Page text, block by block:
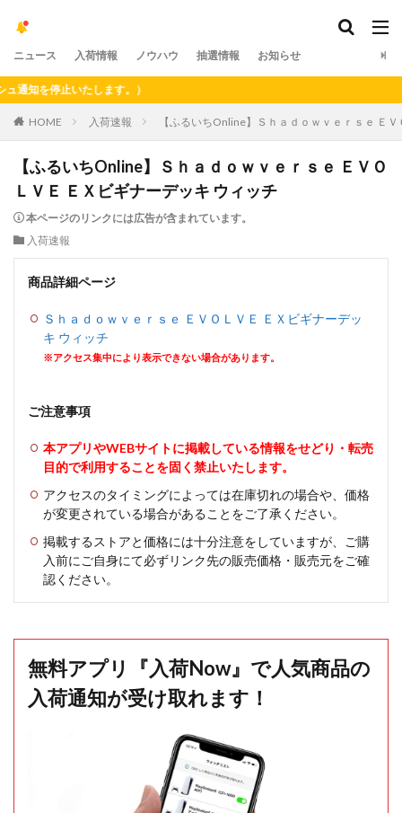
ニュース 入荷情報 ノウハウ 抽選情報 お知らせ
を停止いたします。）
HOME 入荷速報 【ふるいちOnline】Ｓｈａｄｏｗｖｅｒｓｅ Ｅ
【ふるいちOnline】Ｓｈａｄｏｗｖｅｒｓｅ ＥＶＯ
ＬＶＥ ＥＸビギナーデッキ ウィッチ
本ページのリンクには広告が含まれています。
入荷速報
商品詳細ページ
Ｓｈａｄｏｗｖｅｒｓｅ ＥＶＯＬＶＥ ＥＸビギナーデッ
キ ウィッチ
※アクセス集中により表示できない場合があります。
ご注意事項
本アプリやWEBサイトに掲載している情報をせどり・転売
目的で利用することを固く禁止いたします。
アクセスのタイミングによっては在庫切れの場合や、価格
が変更されている場合があることをご了承ください。
掲載するストアと価格には十分注意をしていますが、ご購
入前にご自身にて必ずリンク先の販売価格・販売元をご確
認ください。
無料アプリ『入荷Now』で人気商品の
入荷通知が受け取れます！